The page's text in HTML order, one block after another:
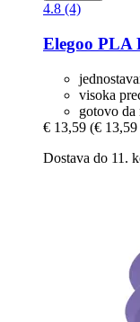
4.8 (4)
Elegoo PLA
visoka
gotovo da
€ 13,59 (€
Dostava do 11.